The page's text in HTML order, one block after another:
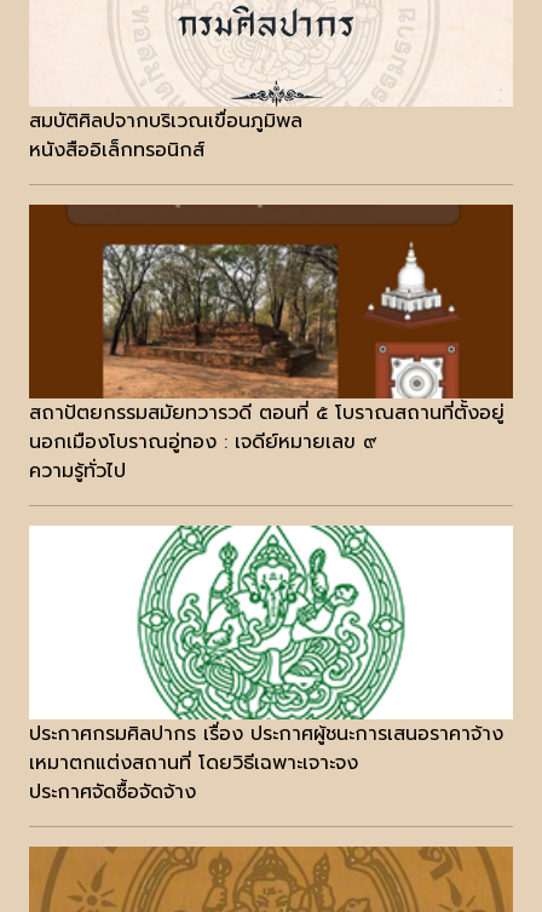
สมบัติศิลปจากบริเวณเขื่อนภูมิพล
หนังสืออิเล็กทรอนิกส์
สถาปัตยกรรมสมัยทวารวดี ตอนที่ ๕ โบราณสถานที่ตั้งอยู่
นอกเมืองโบราณอู่ทอง : เจดีย์หมายเลข ๙
ความรู้ทั่วไป
ประกาศกรมศิลปากร เรื่อง ประกาศผู้ชนะการเสนอราคาจ้าง
เหมาตกแต่งสถานที่ โดยวิธีเฉพาะเจาะจง
ประกาศจัดซื้อจัดจ้าง